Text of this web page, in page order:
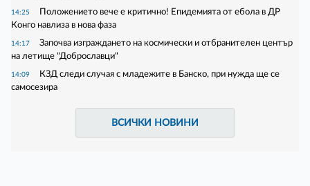
14:25
Положението вече е критично! Епидемията от ебола в ДР
Конго навлиза в нова фаза
14:17
Започва изграждането на космически и отбранителен център
на летище "Доброславци"
14:09
КЗД следи случая с младежите в Банско, при нужда ще се
самосезира
ВСИЧКИ НОВИНИ